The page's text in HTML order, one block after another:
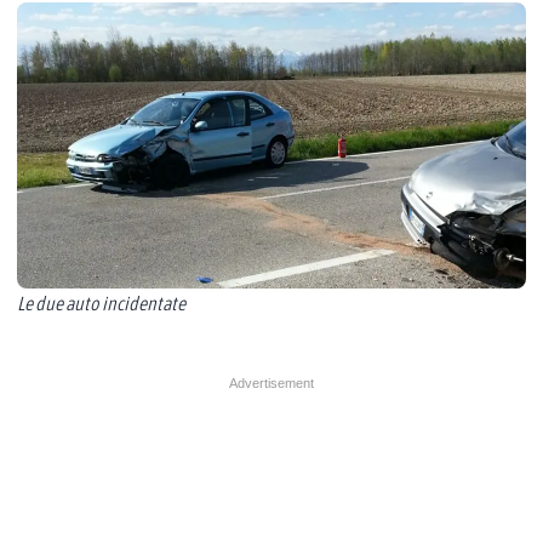
Le due auto incidentate